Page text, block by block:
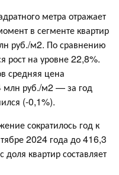
метра отражает
в сегменте квартир
руб./м2. По сравнению
рост на уровне 22,8%.
средняя цена
млн руб./м2 — за год
(-0,1%).
сократилось год к
2024 года до 416,3
квартир составляет